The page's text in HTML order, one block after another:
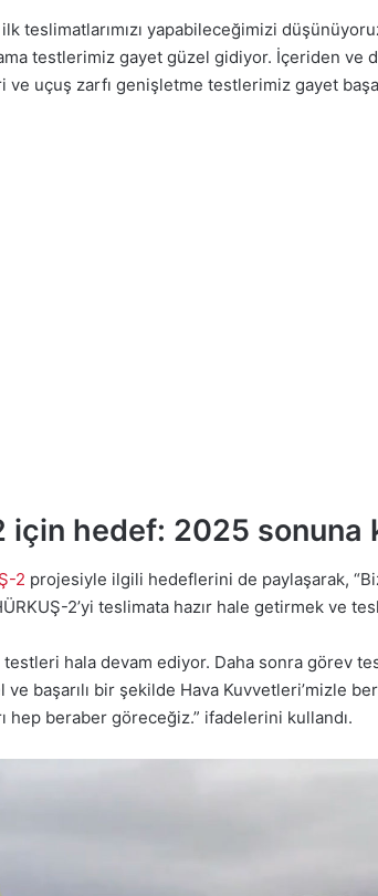
ilk teslimatlarımızı yapabileceğimizi
testlerimiz gayet güzel gidiyor. İçeriden ve
uçuş zarfı genişletme testlerimiz gayet
için hedef: 2025
2 projesiyle ilgili hedeflerini de paylaşarak,
2’yi teslimata hazır hale getirmek ve
hala devam ediyor. Daha sonra görev
ve başarılı bir şekilde Hava Kuvvetleri’mizle
hep beraber göreceğiz.” ifadelerini kullandı.